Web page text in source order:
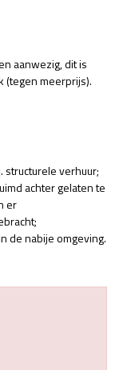
aanwezig, dit is
(tegen meerprijs).
structurele verhuur;
achter gelaten te
er
de nabije omgeving.